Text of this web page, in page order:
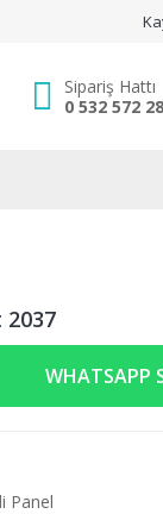
Sipariş Hattı
0 532 572
2037
WHATSAPP
Panel